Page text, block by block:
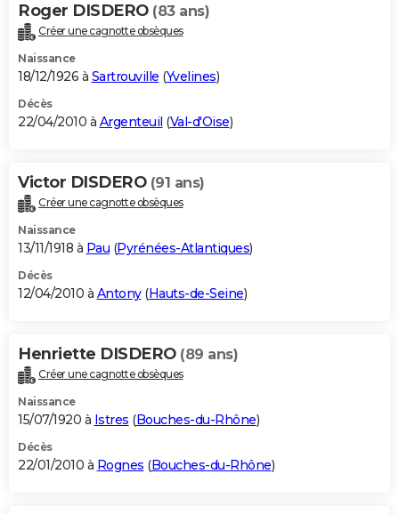
Roger DISDERO (83 ans)
Créer une cagnotte obsèques
Naissance
18/12/1926 à Sartrouville (Yvelines)
Décès
22/04/2010 à Argenteuil (Val-d'Oise)
Victor DISDERO (91 ans)
Créer une cagnotte obsèques
Naissance
13/11/1918 à Pau (Pyrénées-Atlantiques)
Décès
12/04/2010 à Antony(Hauts-de-Seine)
Henriette DISDERO (89 ans)
Créer une cagnotte obsèques
Naissance
15/07/1920 à Istres (Bouches-du-Rhône)
Décès
22/01/2010 à Rognes (Bouches-du-Rhône)